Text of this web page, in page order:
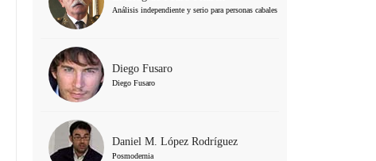
Análisis independiente y serio para personas cabales
Diego Fusaro
Diego Fusaro
Daniel M. López Rodríguez
Posmodernia